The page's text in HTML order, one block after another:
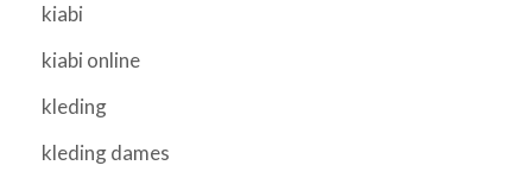
kiabi
kiabi online
kleding
kleding dames